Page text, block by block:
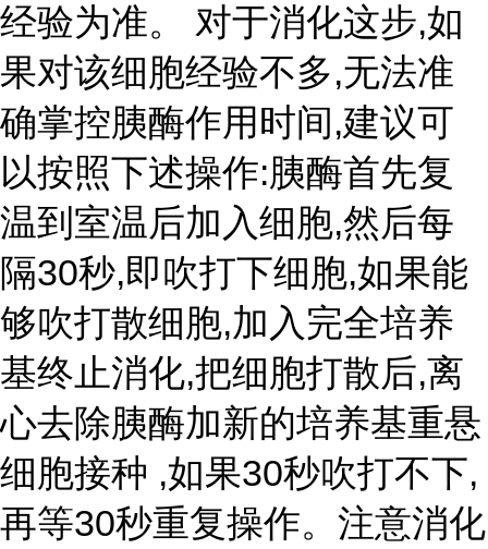
经验为准。 对于消化这步,如
果对该细胞经验不多,无法准
确掌控胰酶作用时间,建议可
以按照下述操作:胰酶首先复
温到室温后加入细胞,然后每
隔30秒,即吹打下细胞,如果能
够吹打散细胞,加入完全培养
基终止消化,把细胞打散后,离
心去除胰酶加新的培养基重悬
细胞接种 ,如果30秒吹打不下,
再等30秒重复操作。注意消化